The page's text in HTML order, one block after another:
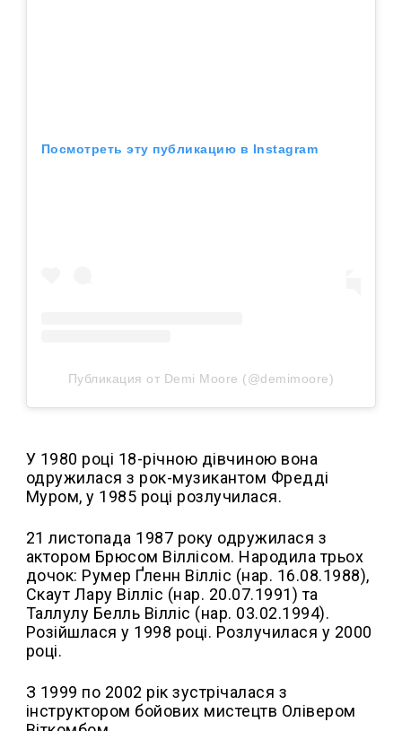
Посмотреть эту публикацию в Instagram
Публикация от Demi Moore (@demimoore)
У 1980 році 18-річною дівчиною вона
одружилася з рок-музикантом Фредді
Муром, у 1985 році розлучилася.
21 листопада 1987 року одружилася з
актором Брюсом Віллісом. Народила трьох
дочок: Румер Ґленн Вілліс (нар. 16.08.1988),
Скаут Лару Вілліс (нар. 20.07.1991) та
Таллулу Белль Вілліс (нар. 03.02.1994).
Розійшлася у 1998 році. Розлучилася у 2000
році.
З 1999 по 2002 рік зустрічалася з
інструктором бойових мистецтв Олівером